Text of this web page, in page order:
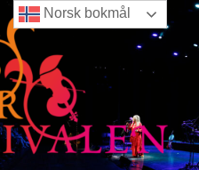
Norsk bokmål